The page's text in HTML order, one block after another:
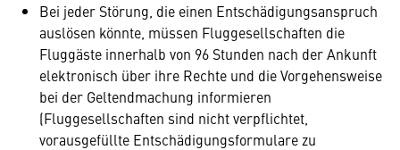
Bei jeder Störung, die einen Entschädigungsanspruch
auslösen könnte, müssen Fluggesellschaften die
Fluggäste innerhalb von 96 Stunden nach der Ankunft
elektronisch über ihre Rechte und die Vorgehensweise
bei der Geltendmachung informieren
(Fluggesellschaften sind nicht verpflichtet,
vorausgefüllte Entschädigungsformulare zu